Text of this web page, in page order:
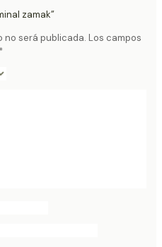
zamak”
no será publicada. Los campos
*